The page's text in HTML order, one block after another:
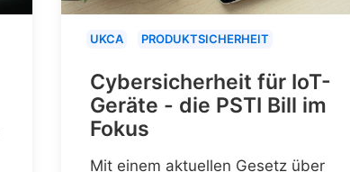
UKCA PRODUKTSICHERHEIT
Cybersicherheit für IoT-
Geräte - die PSTI Bill im
Fokus
Mit einem aktuellen Gesetz über